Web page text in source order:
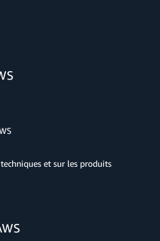
et sur les produits